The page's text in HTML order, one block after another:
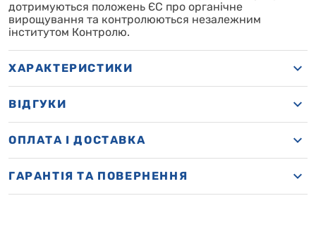
дотримуються положень ЄС про органічне
вирощування та контролюються незалежним
інститутом Контролю.
ХАРАКТЕРИСТИКИ
ВІДГУКИ
OПЛАТА І ДОСТАВКА
ГАРАНТІЯ ТА ПОВЕРНЕННЯ